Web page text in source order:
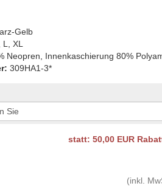
Gelb
XL
Neopren, Innenkaschierung 80%
309HA1-3*
statt: 50,00 EUR
(inkl.